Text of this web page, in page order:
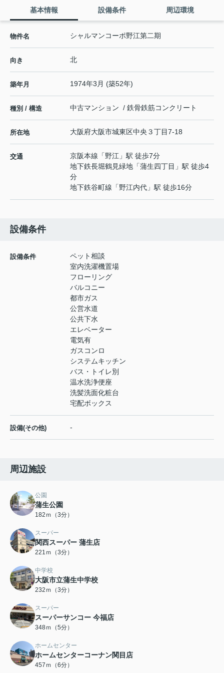
基本情報 設備条件 周辺環境
物件名 シャルマンコーポ野江第二期
向き 北
築年月 1974年3月 (築52年)
種別 / 構造 中古マンション / 鉄骨鉄筋コンクリート
所在地 大阪府大阪市城東区中央 ３丁目7-18
交通 京阪本線 「野江 」駅 徒歩7分
地下鉄長堀鶴見緑地 「蒲生四丁目 」駅 徒歩4
分
地下鉄谷町線 「野江内代 」駅 徒歩16分
設備条件
設備条件
ペット相談
室内洗濯機置場
フローリング
バルコニー
都市ガス
公営水道
公共下水
エレベーター
電気有
ガスコンロ
システムキッチン
バス・トイレ別
温水洗浄便座
洗髪洗面化粧台
宅配ボックス
設備(その他) -
周辺施設
公園
蒲生公園
182ｍ（3分）
スーパー
関西スーパー 蒲生店
221ｍ（3分）
中学校
大阪市立蒲生中学校
232ｍ（3分）
スーパー
スーパーサンコー 今福店
348ｍ（5分）
ホームセンター
ホームセンターコーナン関目店
457ｍ（6分）